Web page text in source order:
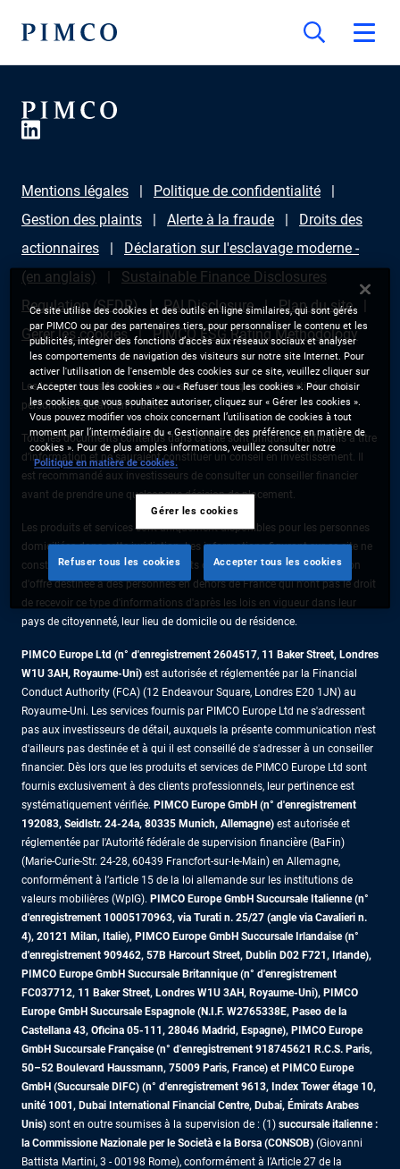
Mentions légales
Politique de confidentialité
Gestion des plaints
Alerte à la fraude
Droits des
actionnaires
Déclaration sur l'esclavage moderne -
(en anglais)
Sustainable Finance Disclosures
Regulation (SFDR)
PAI Disclosure
Plan du site
Gérer les cookies
PIMCO ESG Rating Methodology
Les informations fournies sur ce site sont uniquement destinées aux
personnes résidant en France.
Tous les documents contenus dans ce site sont uniquement fournis à titre
d’information et ne sauraient constituer un conseil en investissement. Il
est recommandé aux investisseurs de consulter un conseiller financier
avant de prendre une quelconque décision de placement.
Les produits et services sont uniquement disponibles pour les personnes
domiciliées dans cette juridiction. Les informations figurant sur ce site ne
constituent pas une offre de produits ou de services ni une sollicitation
d'offre destinée à des personnes en dehors de France qui n'ont pas le droit
de recevoir ce type d'informations d'après les lois en vigueur dans leur
pays de citoyenneté, leur lieu de domicile ou de résidence.
PIMCO Europe Ltd (n° d'enregistrement 2604517, 11 Baker Street, Londres
W1U 3AH, Royaume-Uni) est autorisée et réglementée par la Financial
Conduct Authority (FCA) (12 Endeavour Square, Londres E20 1JN) au
Royaume-Uni. Les services fournis par PIMCO Europe Ltd ne s'adressent
pas aux investisseurs de détail, auxquels la présente communication n'est
d'ailleurs pas destinée et à qui il est conseillé de s'adresser à un conseiller
financier. Dès lors que les produits et services de PIMCO Europe Ltd sont
fournis exclusivement à des clients professionnels, leur pertinence est
systématiquement vérifiée. PIMCO Europe GmbH (n° d'enregistrement
192083, Seidlstr. 24-24a, 80335 Munich, Allemagne) est autorisée et
réglementée par l'Autorité fédérale de supervision financière (BaFin)
(Marie-Curie-Str. 24-28, 60439 Francfort-sur-le-Main) en Allemagne,
conformément à l’article 15 de la loi allemande sur les institutions de
valeurs mobilières (WpIG). PIMCO Europe GmbH Succursale Italienne (n°
d'enregistrement 10005170963, via Turati n. 25/27 (angle via Cavalieri n.
4), 20121 Milan, Italie), PIMCO Europe GmbH Succursale Irlandaise (n°
d'enregistrement 909462, 57B Harcourt Street, Dublin D02 F721, Irlande),
PIMCO Europe GmbH Succursale Britannique (n° d'enregistrement
FC037712, 11 Baker Street, Londres W1U 3AH, Royaume-Uni), PIMCO
Europe GmbH Succursale Espagnole (N.I.F. W2765338E, Paseo de la
Castellana 43, Oficina 05-111, 28046 Madrid, Espagne), PIMCO Europe
GmbH Succursale Française (n° d'enregistrement 918745621 R.C.S. Paris,
50–52 Boulevard Haussmann, 75009 Paris, France) et PIMCO Europe
GmbH (Succursale DIFC) (n° d'enregistrement 9613, Index Tower étage 10,
unité 1001, Dubai International Financial Centre, Dubai, Émirats Arabes
Unis) sont en outre soumises à la supervision de : (1) succursale italienne :
la Commissione Nazionale per le Società e la Borsa (CONSOB) (Giovanni
Battista Martini, 3 - 00198 Rome), conformément à l’Article 27 de la
Ce site utilise des cookies et des outils en ligne similaires, qui sont gérés
par PIMCO ou par des partenaires tiers, pour personnaliser le contenu et les
publicités, intégrer des fonctions d’accès aux réseaux sociaux et analyser
les comportements de navigation des visiteurs sur notre site Internet. Pour
activer l'utilisation de l'ensemble des cookies sur ce site, veuillez cliquer sur
« Accepter tous les cookies » ou « Refuser tous les cookies ». Pour choisir
les cookies que vous souhaitez autoriser, cliquez sur « Gérer les cookies ».
Vous pouvez modifier vos choix concernant l’utilisation de cookies à tout
moment par l’intermédiaire du « Gestionnaire des préférence en matière de
cookies ». Pour de plus amples informations, veuillez consulter notre
Politique en matière de cookies.
Gérer les cookies
Refuser tous les cookies Accepter tous les cookies